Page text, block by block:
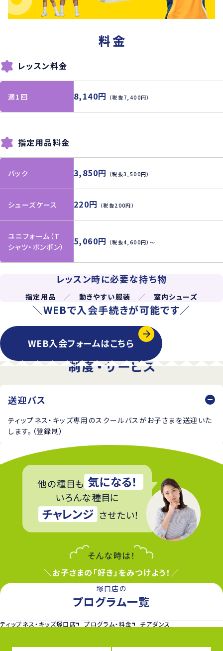
レッスン料金
週1回 8,140円 （税抜7,400円）
指定用品料金
バック 3,850円 （税抜3,500円）
シューズケース 220円 （税抜200円）
ユニフォーム（T
シャツ・ポンポン）
5,060円 （税抜4,600円）〜
レッスン時に必要な持ち物
指定用品 ／ 動きやすい服装 ／ 室内シューズ
＼WEBで入会手続きが可能です／
WEB入会フォームはこちら
送迎バス
ティップネス・キッズ専用のスクールバスがお子さまを送迎いた
します。（登録制）
＼お子さまの「好き」をみつけよう！／
塚口店の
プログラム一覧
ティップネス・キッズ塚口店 プログラム・料金 チアダンス